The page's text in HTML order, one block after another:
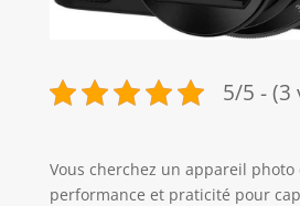
5/5 - (3
Vous cherchez un appareil
performance et praticité pour